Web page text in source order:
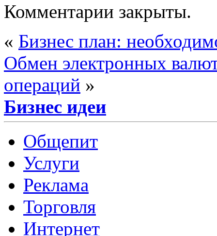
Комментарии закрыты.
« Бизнес план:
Обмен электронных
операций »
Бизнес идеи
Общепит
Услуги
Реклама
Торговля
Интернет